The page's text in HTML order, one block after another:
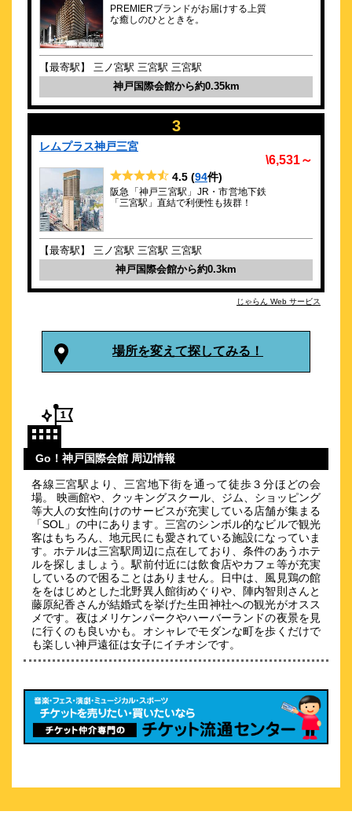
\3,431～
JR三ノ宮駅東口より徒歩7分、観光にも好立地！
約 0.42 km
サンサイドホテル
クチコミ 3.8点 (114件)
アクセス良好！観光にも便利♪リーズナブルなビジネスホテル
約 0.42 km
\3,657～
クチコミ4.3点 (72件)
シンプルに泊まる。心地よくやすらぐ。神戸でのひとときを
約 0.43 km
コンフォートホテルERA神戸三宮
阪神電車神戸三宮駅出口徒歩約4分◆ベイエリアの観光拠点に最
適
約 0.45
東横ＩＮＮ神戸三宮駅前
\5,723～
クチコミ4.4点 (35件)
駅から徒歩２分！2025年4月に東横INNが神戸にオープン♪
約 0.47 km
ヴィラフォンテーヌ神戸三宮｜住友不動
産
\3,880～
クチコミ4.3点 (60件)
約 0.51 km
ホテルヴィアマーレ神戸
\3,650～
クチコミ4.2点 (89件)
PREMIERブランドがお届けする上質
な癒しのひとときを。
【最寄駅】 三ノ宮駅 三宮駅 三宮駅
神戸国際会館から約0.35km
3
レムプラス神戸三宮
\6,531～
4.5 (94件)
阪急「神戸三宮駅」JR・市営地下鉄
「三宮駅」直結で利便性も抜群！
【最寄駅】 三ノ宮駅 三宮駅 三宮駅
神戸国際会館から約0.3km
じゃらん Web サービス
場所を変えて探してみる！
Go！神戸国際会館 周辺情報
各線三宮駅より、三宮地下街を通って徒歩３分ほどの会
場。 映画館や、クッキングスクール、ジム、ショッピング
等大人の女性向けのサービスが充実している店舗が集まる
「SOL」の中にあります。三宮のシンボル的なビルで観光
客はもちろん、地元民にも愛されている施設になっていま
す。ホテルは三宮駅周辺に点在しており、条件のあうホテ
ルを探しましょう。駅前付近には飲食店やカフェ等が充実
しているので困ることはありません。日中は、風見鶏の館
ををはじめとした北野異人館街めぐりや、陣内智則さんと
藤原紀香さんが結婚式を挙げた生田神社への観光がオスス
メです。夜はメリケンパークやハーバーランドの夜景を見
に行くのも良いかも。オシャレでモダンな町を歩くだけで
も楽しい神戸遠征は女子にイチオシです。